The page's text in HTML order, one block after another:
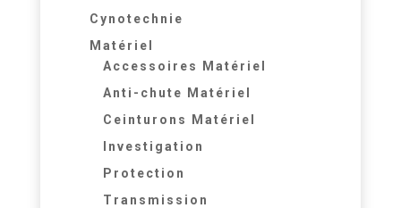
Cynotechnie
Matériel
Accessoires Matériel
Anti-chute Matériel
Ceinturons Matériel
Investigation
Protection
Transmission